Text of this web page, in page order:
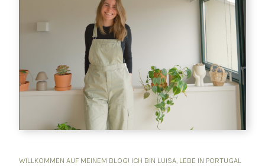
WILLKOMMEN AUF MEINEM BLOG! ICH BIN LUISA, LEBE IN PORTUGAL